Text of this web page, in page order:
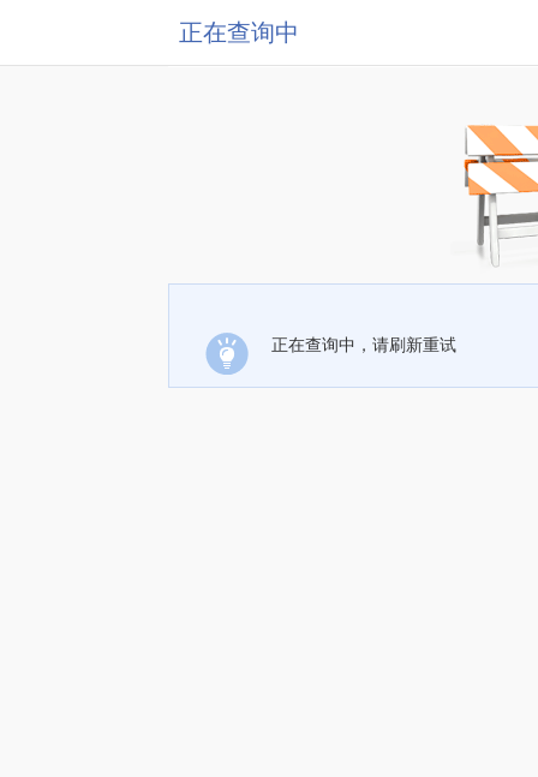
正在查询中
正在查询中，请刷新重试